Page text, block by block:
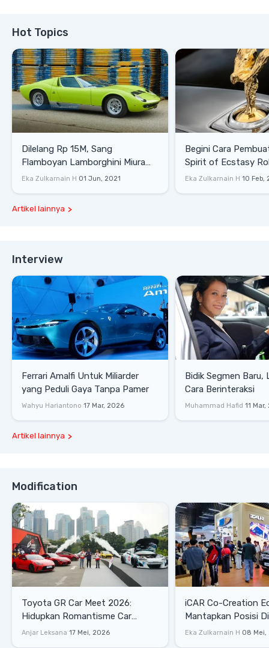
Hot Topics
Dilelang Rp 15M, Sang
Flamboyan Lamborghini Miura
P400 S
Eka Zulkarnain H 01 Jun, 2021
Begini Cara
Spirit of Ecstasy
Eka Zulkarnain H 10 Feb,
Artikel lainnya
Interview
Ferrari Amalfi Untuk Miliarder
yang Peduli Gaya Tanpa Pamer
Wahyu Hariantono 17 Mar, 2026
Bidik Segmen Baru,
Cara Berinteraksi
Muhammad Hafid 11
Artikel lainnya
Modification
Toyota GR Car Meet 2026:
Hidupkan Romantisme Car
Culture Era 90-an
Anjar Leksana 17 Mei, 2026
iCAR Co-Creation
Mantapkan Posisi
Gaya Hidup
Eka Zulkarnain H 08 Mei,